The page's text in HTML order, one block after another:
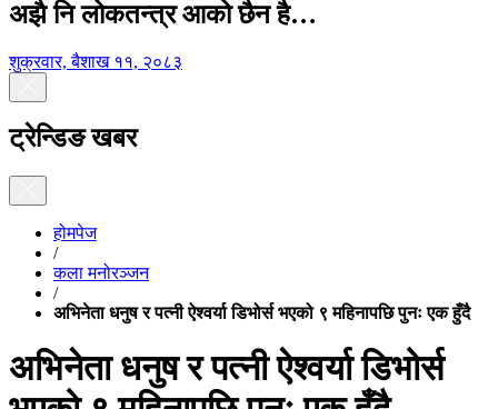
अझै नि लोकतन्त्र आको छैन है…
शुक्रवार, बैशाख ११, २०८३
ट्रेन्डिङ खबर
होमपेज
/
कला मनोरञ्जन
/
अभिनेता धनुष र पत्नी ऐश्वर्या डिभोर्स भएको ९ महिनापछि पुनः एक हुँदै
अभिनेता धनुष र पत्नी ऐश्वर्या डिभोर्स